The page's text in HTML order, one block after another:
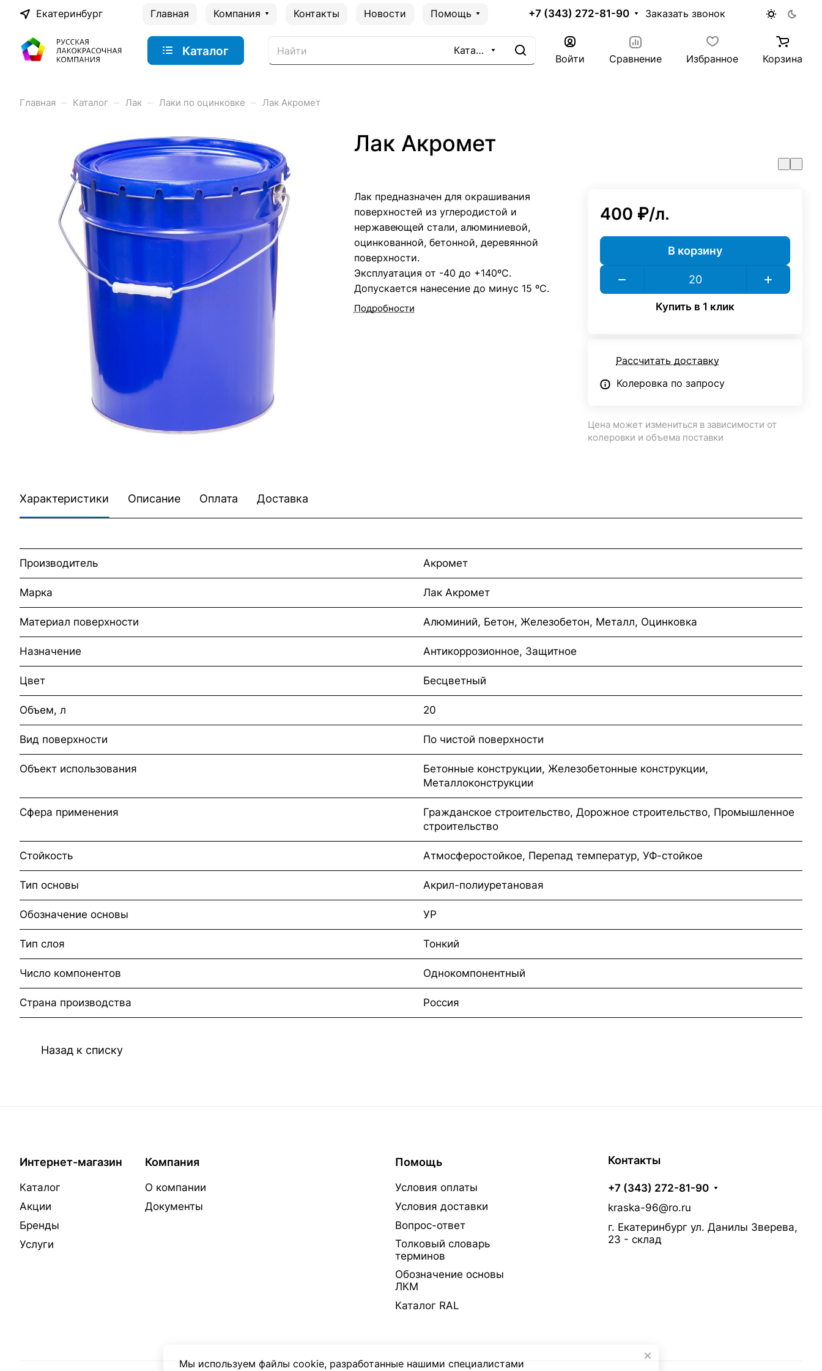
Екатеринбург Главная Компания Контакты Новости Помощь +7 (343) 272-81-90 Заказать звонок
Каталог Каталог
Войти Сравнение Избранное Корзина
Главная – Каталог – Лак – Лаки по оцинковке – Лак Акромет
Лак Акромет
Лак предназначен для окрашивания
поверхностей из углеродистой и
нержавеющей стали, алюминиевой,
оцинкованной, бетонной, деревянной
поверхности.
Эксплуатация от -40 до +140ºС.
Допускается нанесение до минус 15 ºС.
Подробности
400 ₽/л.
В корзину
Купить в 1 клик
Рассчитать доставку
Колеровка по запросу
Цена может измениться в зависимости от
колеровки и объема поставки
Характеристики Описание Оплата Доставка
Производитель Акромет
Марка Лак Акромет
Материал поверхности Алюминий, Бетон, Железобетон, Металл, Оцинковка
Назначение Антикоррозионное, Защитное
Цвет Бесцветный
Объем, л 20
Вид поверхности По чистой поверхности
Объект использования
Бетонные конструкции, Железобетонные конструкции,
Металлоконструкции
Сфера применения
Гражданское строительство, Дорожное строительство, Промышленное
строительство
Стойкость Атмосферостойкое, Перепад температур, УФ-стойкое
Тип основы Акрил-полиуретановая
Обозначение основы УР
Тип слоя Тонкий
Число компонентов Однокомпонентный
Страна производства Россия
Назад к списку
Интернет-магазин
Каталог
Акции
Бренды
Услуги
Компания
О компании
Документы
Помощь
Условия оплаты
Условия доставки
Вопрос-ответ
Толковый словарь
терминов
Обозначение основы
ЛКМ
Каталог RAL
Контакты
+7 (343) 272-81-90
kraska-96@ro.ru
г. Екатеринбург ул. Данилы Зверева,
23 - склад
Мы используем файлы cookie, разработанные нашими специалистами